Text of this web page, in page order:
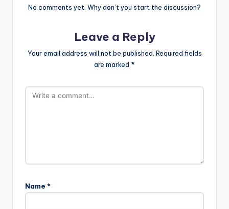
No comments yet. Why don’t you start the discussion?
Leave a Reply
Your email address will not be published. Required fields
are marked *
Name *